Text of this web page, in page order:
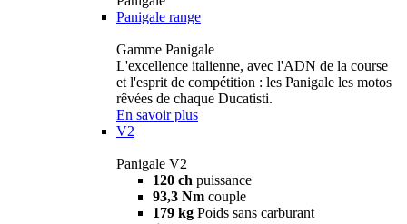
Panigale range
Gamme Panigale
L'excellence italienne, avec l'ADN de la course
et l'esprit de compétition : les Panigale les motos
rêvées de chaque Ducatisti.
En savoir plus
V2
Panigale V2
120 ch puissance
93,3 Nm couple
179 kg Poids sans carburant